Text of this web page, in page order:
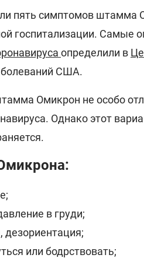
пять симптомов штамма
госпитализации. Самые
определили в
США.
Омикрон не особо
Однако этот
в груди;
дезориентация;
или бодрствовать;